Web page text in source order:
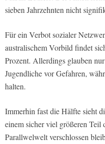
sieben Jahrzehnten nicht
Für ein Verbot sozialer
australischem Vorbild findet
Prozent. Allerdings glauben
Jugendliche vor Gefahren,
halten.
Immerhin fast die Hälfte sieht
einem sicher viel größeren
Parallwelwelt verschlossen